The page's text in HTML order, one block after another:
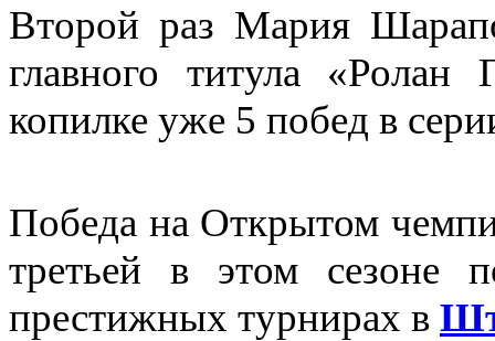
Второй раз Мария
главного титула «Ролан
копилке уже 5 побед в
Победа на Открытом
третьей в этом сезоне
престижных турнирах в